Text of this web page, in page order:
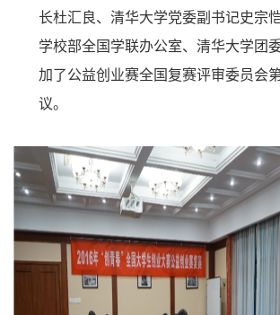
长杜汇良、清华大学党委副书记史宗
学校部全国学联办公室、清华大学团
加了公益创业赛全国复赛评审委员会
议。